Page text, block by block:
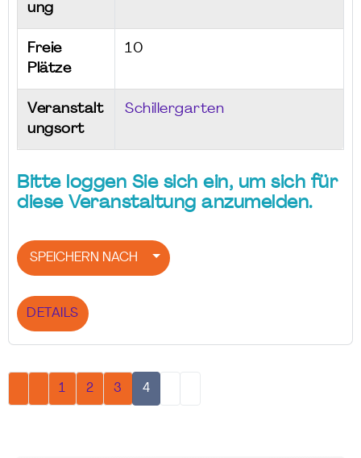
ung
Freie
Plätze
10
Veranstalt
ungsort
Schillergarten
Bitte loggen Sie sich ein, um sich für
diese Veranstaltung anzumelden.
SPEICHERN NACH
DETAILS
1 2 3 4